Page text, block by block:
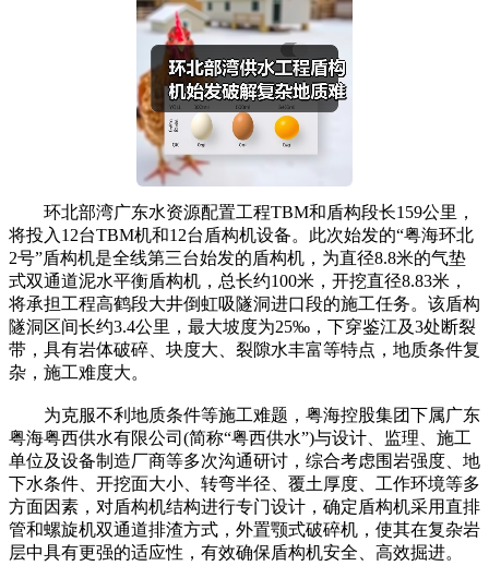
环北部湾广东水资源配置工程TBM和盾构段长159公里，
将投入12台TBM机和12台盾构机设备。此次始发的“粤海环北
2号”盾构机是全线第三台始发的盾构机，为直径8.8米的气垫
式双通道泥水平衡盾构机，总长约100米，开挖直径8.83米，
将承担工程高鹤段大井倒虹吸隧洞进口段的施工任务。该盾构
隧洞区间长约3.4公里，最大坡度为25‰，下穿鉴江及3处断裂
带，具有岩体破碎、块度大、裂隙水丰富等特点，地质条件复
杂，施工难度大。
为克服不利地质条件等施工难题，粤海控股集团下属广东
粤海粤西供水有限公司(简称“粤西供水”)与设计、监理、施工
单位及设备制造厂商等多次沟通研讨，综合考虑围岩强度、地
下水条件、开挖面大小、转弯半径、覆土厚度、工作环境等多
方面因素，对盾构机结构进行专门设计，确定盾构机采用直排
管和螺旋机双通道排渣方式，外置颚式破碎机，使其在复杂岩
层中具有更强的适应性，有效确保盾构机安全、高效掘进。